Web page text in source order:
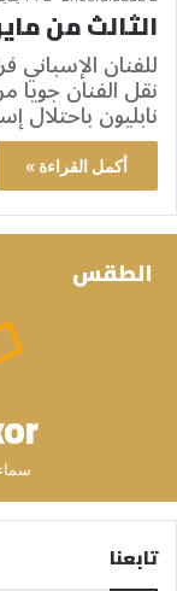
الثالث من مايو 1808 أو الإعدام رميا
نقل الفنان جويا
نابليون باحتلال
أكمل القراءة »
الطقس
تابعنا